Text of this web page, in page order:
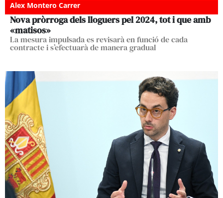
Alex Montero Carrer
Nova pròrroga dels lloguers pel 2024, tot i que amb
«matisos»
La mesura impulsada es revisarà en funció de cada
contracte i s’efectuarà de manera gradual